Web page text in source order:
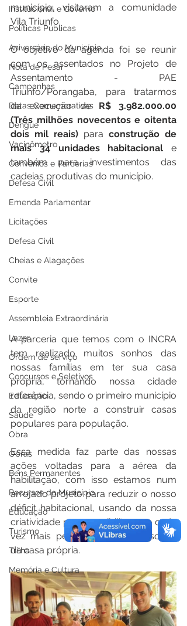
Institucional e Governo
Políticas Públicas
Aniversário do Município
Nota de Pesar
Campanhas
Datas Comemorativas
Dengue
Vacinômetro
Convênios e Parcerias
Defesa Civil
Emenda Parlamentar
Licitações
Defesa Civil
Cheias e Alagações
Convite
Esporte
Assembleia Extraordinária
Lazer
Ordem de serviço
Concursos e Seletivos
Educação
Saúde
Obra
Obras
Bens Permanentes
Recursos do Município
Educação
Turismo
Trilha
Memória e Cultura
município, visitaram a comunidade
Vila Triunfo.
O objetivo da agenda foi se reunir
com os assentados no Projeto de
Assentamento - PAE
Triunfo/Porangaba, para tratarmos
da execução de R$ 3.982.000.00
(Três milhões novecentos e oitenta
dois mil reais) para construção de
mais 34 unidades habitacional e
também para investimentos das
cadeias produtivas do município.
A parceria que temos com o INCRA
tem realizado muitos sonhos das
nossas famílias em ter sua casa
própria, tornando nossa cidade
referência, sendo o primeiro município
da região norte a construir casas
populares para população.
Essa medida faz parte das nossas
ações voltadas para a aérea da
habilitação, com isso estamos num
arrojado projeto para reduzir o nosso
déficit habitacional, usando da nossa
criatividade para possibilitar que cada
vez mais pessoas realizem o sonho
da casa própria.